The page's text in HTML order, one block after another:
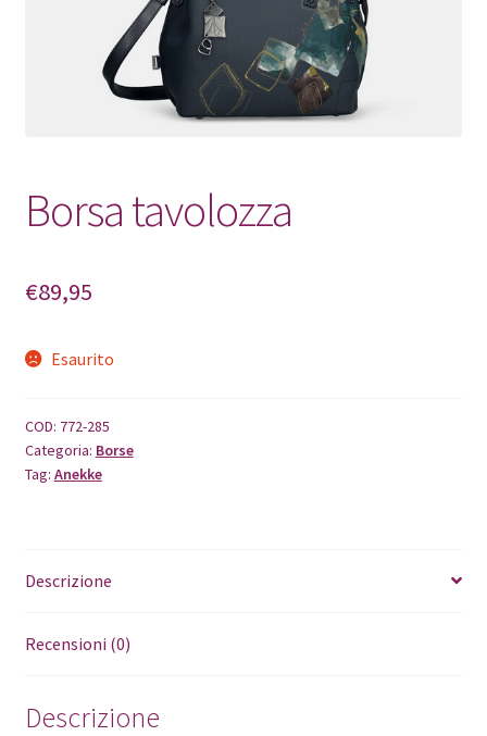
Borsa tavolozza
€89,95
Esaurito
COD: 772-285
Categoria: Borse
Tag: Anekke
Descrizione
Recensioni (0)
Descrizione